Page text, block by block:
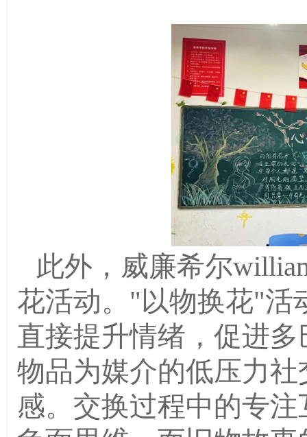
此外 ， 威廉希尔
花活动。 "以物换花"活
直接提升情绪，促进
物品为媒介的低压力
感。交换过程中的专